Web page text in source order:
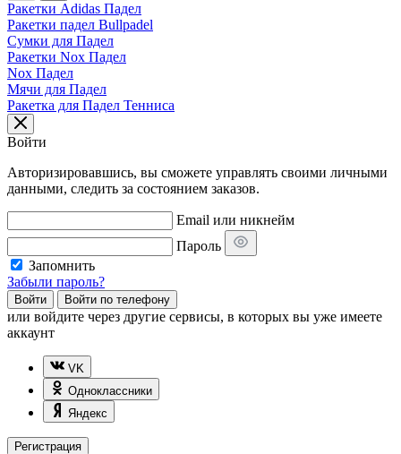
Ракетки Adidas Падел
Ракетки падел Bullpadel
Сумки для Падел
Ракетки Nox Падел
Nox Падел
Мячи для Падел
Ракетка для Падел Тенниса
Войти
Авторизировавшись, вы сможете управлять своими личными
данными, следить за состоянием заказов.
Email или никнейм
Пароль
Запомнить
Забыли пароль?
Войти Войти по телефону
или войдите через другие сервисы, в которых вы уже имеете
аккаунт
VK
Одноклассники
Яндекс
Регистрация